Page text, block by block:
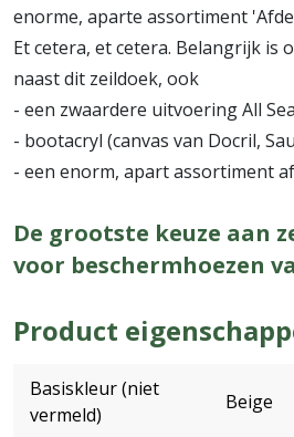
enorme, aparte assortiment
Et cetera, et cetera. Belangrijk is
naast dit zeildoek, ook
- een zwaardere uitvoering All
- bootacryl (canvas van Docril,
- een enorm, apart assortiment
De grootste keuze aan
voor beschermhoezen
Product
Basiskleur (niet
vermeld)
Beige